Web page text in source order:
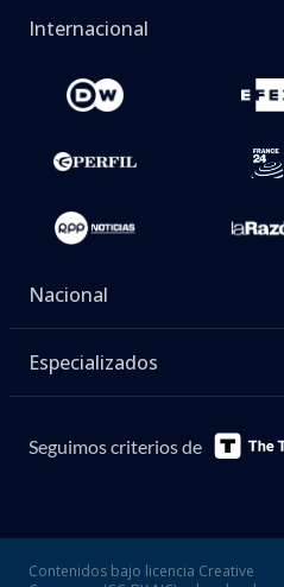
Internacional
Nacional
Especializados
Seguimos criterios de
Contenidos bajo licencia Creative